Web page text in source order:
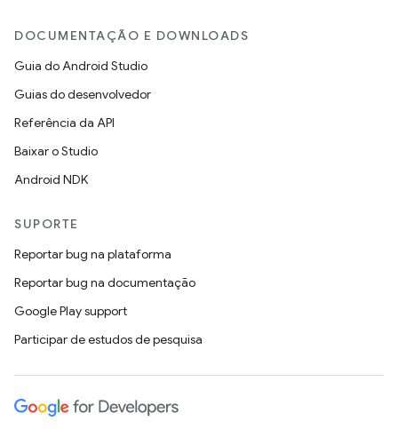
DOCUMENTAÇÃO E DOWNLOADS
Guia do Android Studio
Guias do desenvolvedor
Referência da API
Baixar o Studio
Android NDK
SUPORTE
Reportar bug na plataforma
Reportar bug na documentação
Google Play support
Participar de estudos de pesquisa